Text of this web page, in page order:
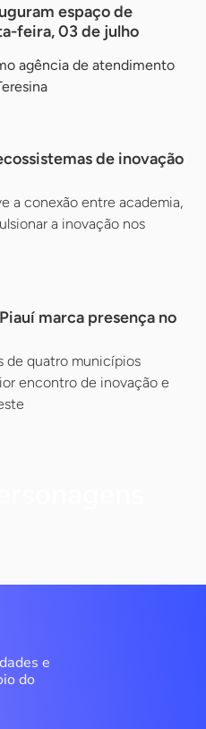
espaço de
feira, 03 de julho
agência de atendimento
de inovação
a conexão entre academia,
a inovação nos
marca presença no
de quatro municípios
encontro de inovação e
e
do